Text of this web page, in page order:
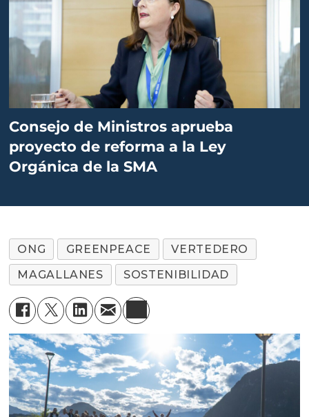
Consejo de Ministros aprueba
proyecto de reforma a la Ley
Orgánica de la SMA
ONG GREENPEACE
VERTEDERO
MAGALLANES
SOSTENIBILIDAD